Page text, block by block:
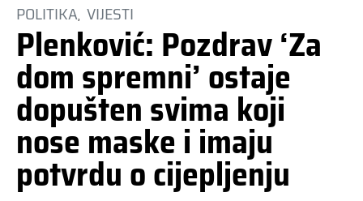
POLITIKA VIJESTI
Plenković: Pozdrav ‘Za
dom spremni’ ostaje
dopušten svima koji
nose maske i imaju
potvrdu o cijepljenju